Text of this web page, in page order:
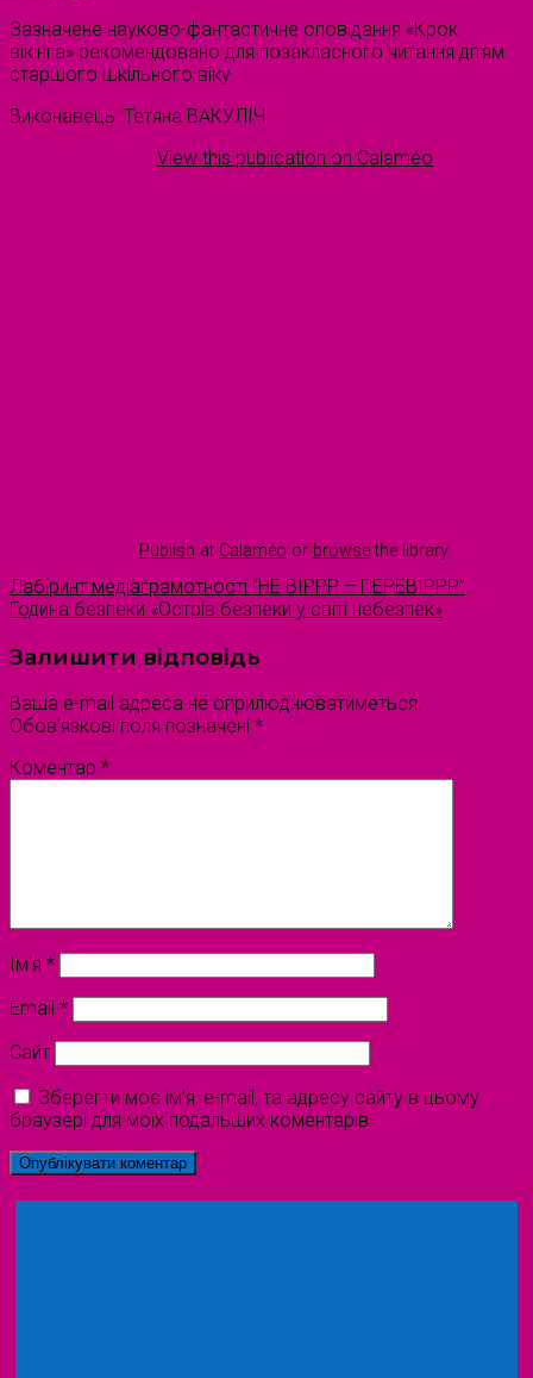
Зазначене науково-фантастичне оповідання «Крок
вікінга» рекомендовано для позакласного читання дітям
старшого шкільного віку.
Виконавець: Тетяна ВАКУЛІЧ
View this publication on Calaméo
Publish at Calaméo or browsethe library.
Лабіринт медіаграмотності “НЕ ВІРРР – ПЕРЕВІРРР”
Година безпеки «Острів безпеки у світі небезпек»
Залишити відповідь
Ваша e-mail адреса не оприлюднюватиметься.
Обов’язкові поля позначені *
Коментар *
Ім'я *
Email *
Сайт
Зберегти моє ім'я, e-mail, та адресу сайту в цьому
браузері для моїх подальших коментарів.